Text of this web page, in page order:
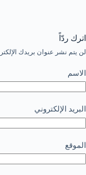
اترك ردّاً
لن يتم نشر عنوان بريدك
الاسم
البريد الإلكتروني
الموقع